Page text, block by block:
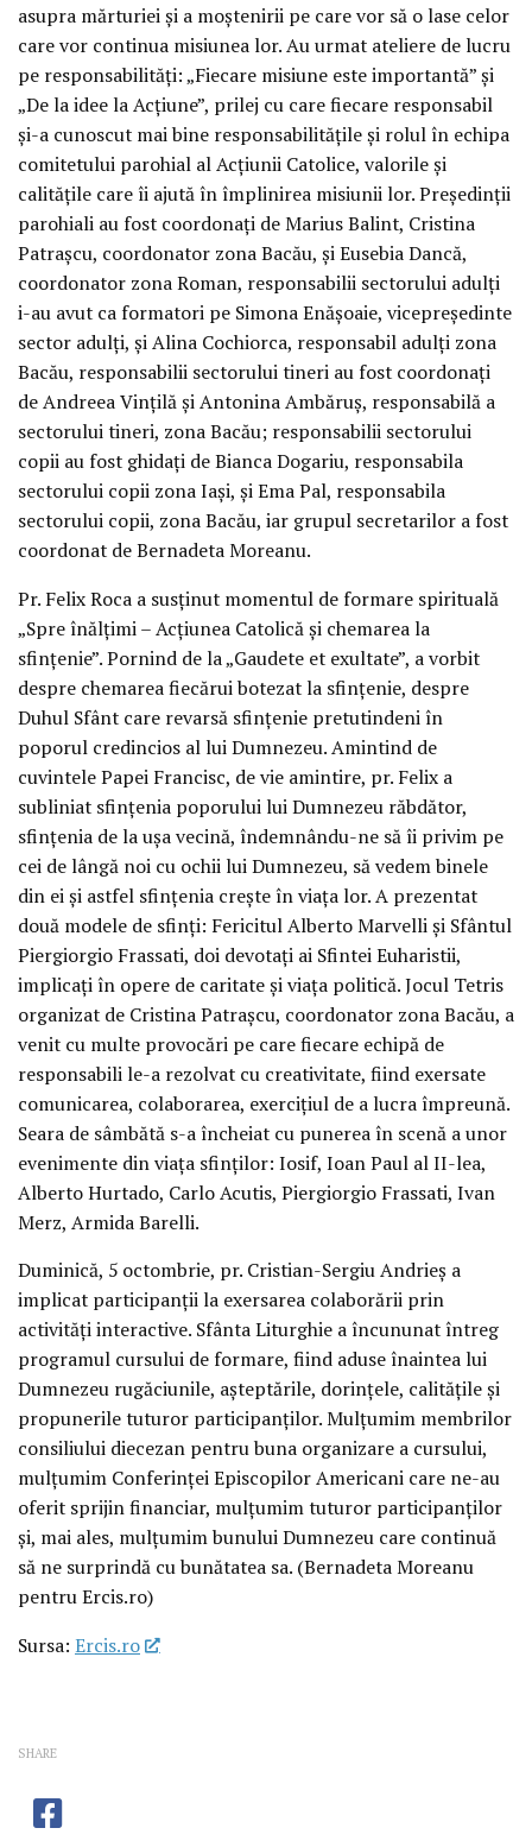
asupra mărturiei și a moștenirii pe care vor să o lase celor
care vor continua misiunea lor. Au urmat ateliere de lucru
pe responsabilități: „Fiecare misiune este importantă” și
„De la idee la Acțiune”, prilej cu care fiecare responsabil
și-a cunoscut mai bine responsabilitățile și rolul în echipa
comitetului parohial al Acțiunii Catolice, valorile și
calitățile care îi ajută în împlinirea misiunii lor. Președinții
parohiali au fost coordonați de Marius Balint, Cristina
Patrașcu, coordonator zona Bacău, și Eusebia Dancă,
coordonator zona Roman, responsabilii sectorului adulți
i-au avut ca formatori pe Simona Enășoaie, vicepreședinte
sector adulți, și Alina Cochiorca, responsabil adulți zona
Bacău, responsabilii sectorului tineri au fost coordonați
de Andreea Vințilă și Antonina Ambăruș, responsabilă a
sectorului tineri, zona Bacău; responsabilii sectorului
copii au fost ghidați de Bianca Dogariu, responsabila
sectorului copii zona Iași, și Ema Pal, responsabila
sectorului copii, zona Bacău, iar grupul secretarilor a fost
coordonat de Bernadeta Moreanu.
Pr. Felix Roca a susținut momentul de formare spirituală
„Spre înălțimi – Acțiunea Catolică și chemarea la
sfințenie”. Pornind de la „Gaudete et exultate”, a vorbit
despre chemarea fiecărui botezat la sfințenie, despre
Duhul Sfânt care revarsă sfințenie pretutindeni în
poporul credincios al lui Dumnezeu. Amintind de
cuvintele Papei Francisc, de vie amintire, pr. Felix a
subliniat sfințenia poporului lui Dumnezeu răbdător,
sfințenia de la ușa vecină, îndemnându-ne să îi privim pe
cei de lângă noi cu ochii lui Dumnezeu, să vedem binele
din ei și astfel sfințenia crește în viața lor. A prezentat
două modele de sfinți: Fericitul Alberto Marvelli și Sfântul
Piergiorgio Frassati, doi devotați ai Sfintei Euharistii,
implicați în opere de caritate și viața politică. Jocul Tetris
organizat de Cristina Patrașcu, coordonator zona Bacău, a
venit cu multe provocări pe care fiecare echipă de
responsabili le-a rezolvat cu creativitate, fiind exersate
comunicarea, colaborarea, exercițiul de a lucra împreună.
Seara de sâmbătă s-a încheiat cu punerea în scenă a unor
evenimente din viața sfinților: Iosif, Ioan Paul al II-lea,
Alberto Hurtado, Carlo Acutis, Piergiorgio Frassati, Ivan
Merz, Armida Barelli.
Duminică, 5 octombrie, pr. Cristian-Sergiu Andrieș a
implicat participanții la exersarea colaborării prin
activități interactive. Sfânta Liturghie a încununat întreg
programul cursului de formare, fiind aduse înaintea lui
Dumnezeu rugăciunile, așteptările, dorințele, calitățile și
propunerile tuturor participanților. Mulțumim membrilor
consiliului diecezan pentru buna organizare a cursului,
mulțumim Conferinței Episcopilor Americani care ne-au
oferit sprijin financiar, mulțumim tuturor participanților
și, mai ales, mulțumim bunului Dumnezeu care continuă
să ne surprindă cu bunătatea sa. (Bernadeta Moreanu
pentru Ercis.ro)
Sursa: Ercis.ro
SHARE